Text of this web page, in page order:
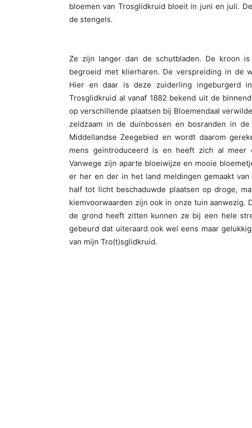
bloemen van Trosglidkruid bloeit in juni en juli.
de stengels.
Ze zijn langer dan de schutbladen. De kroon
begroeid met klierharen. De verspreiding in de
Hier en daar is deze zuiderling ingeburgerd
Trosglidkruid al vanaf 1882 bekend uit de
op verschillende plaatsen bij Bloemendaal
zeldzaam in de duinbossen en bosranden in
Middellandse Zeegebied en wordt daarom
mens geïntroduceerd is en heeft zich al meer
Vanwege zijn aparte bloeiwijze en mooie
er her en der in het land meldingen gemaakt
half tot licht beschaduwde plaatsen op droge,
kiemvoorwaarden zijn ook in onze tuin
de grond heeft zitten kunnen ze bij een hele
gebeurd dat uiteraard ook wel eens maar
van mijn Tro(t)sglidkruid.